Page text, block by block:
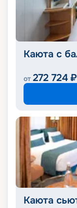
Каюта с
от 272 724 ₽
Каюта